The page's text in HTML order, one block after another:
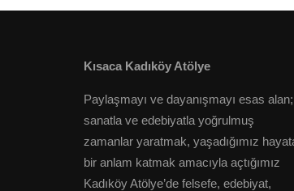
Kısaca Kadıköy Atölye
Paylaşmayı ve dayanışmayı esas alan;
sanatla ve edebiyatla yoğrulmuş
zamanlar yaratmak, yaşadığımız
bir anlam katmak amacıyla açtığımız
Kadıköy Atölye’de felsefe, edebiyat,